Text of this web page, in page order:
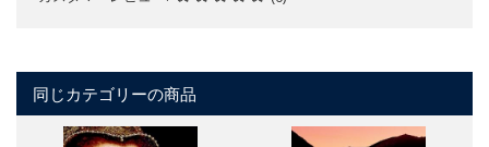
同じカテゴリーの商品